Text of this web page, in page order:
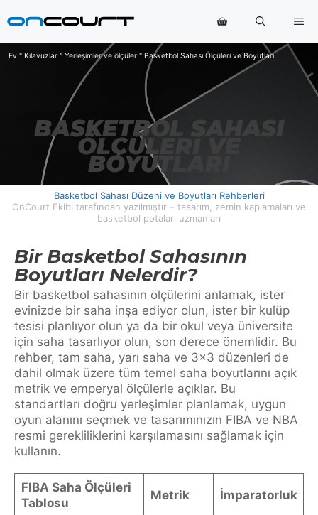
geç
Ev " Kılavuzlar " Yerleşimler ve ölçüler " Basketbol Sahası Ölçüleri ve Boyutları
BASKETBOL SAHASI
ÖLÇÜLERI VE
BOYUTLARI
Basketbol Sahası Düzeni ve Boyutları Rehberleri
OnCourt Ekibi tarafından yazılmıştır – tasarım, zemin kaplamaları ve
basketbol potaları uzmanları
Bir Basketbol Sahasının
Boyutları Nelerdir?
Bir basketbol sahasının ölçülerini anlamak, ister
evinizde bir saha inşa ediyor olun, ister bir kulüp
tesisi planlıyor olun ya da bir okul veya üniversite
için saha tasarlıyor olun, son derece önemlidir. Bu
rehber, tam saha, yarı saha ve 3x3 düzenleri de
dahil olmak üzere tüm temel saha boyutlarını açık
metrik ve emperyal ölçülerle açıklar. Bu
standartları doğru yerleşimler planlamak, uygun
oyun alanını seçmek ve tasarımınızın FIBA ve NBA
resmi gerekliliklerini karşılamasını sağlamak için
kullanın.
FIBA Saha Ölçüleri
Tablosu
Metrik İmparatorluk